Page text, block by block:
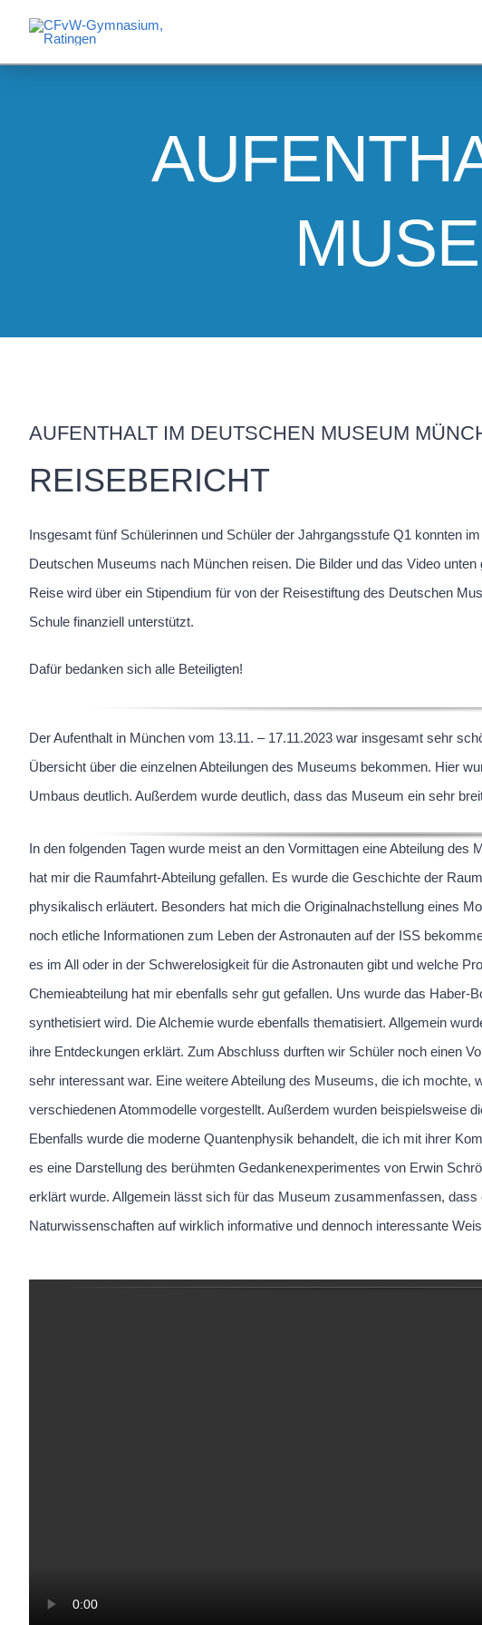
AUFENTHALT IM DEUTSCHEN MUSEUM
REISEBERICHT
Insgesamt fünf Schülerinnen und Schüler der Jahrgangsstufe Q1 konnten
Deutschen Museums nach München reisen. Die Bilder und das Video
Reise wird über ein Stipendium für von der Reisestiftung des Deutschen
Schule finanziell unterstützt.
Dafür bedanken sich alle Beteiligten!
Der Aufenthalt in München vom 13.11. – 17.11.2023 war insgesamt sehr
Übersicht über die einzelnen Abteilungen des Museums bekommen. Hier
Umbaus deutlich. Außerdem wurde deutlich, dass das Museum ein sehr
In den folgenden Tagen wurde meist an den Vormittagen eine Abteilung
hat mir die Raumfahrt-Abteilung gefallen. Es wurde die Geschichte der
physikalisch erläutert. Besonders hat mich die Originalnachstellung eines
noch etliche Informationen zum Leben der Astronauten auf der ISS
es im All oder in der Schwerelosigkeit für die Astronauten gibt und welche
Chemieabteilung hat mir ebenfalls sehr gut gefallen. Uns wurde das Haber-
synthetisiert wird. Die Alchemie wurde ebenfalls thematisiert. Allgemein
ihre Entdeckungen erklärt. Zum Abschluss durften wir Schüler noch einen
sehr interessant war. Eine weitere Abteilung des Museums, die ich mochte,
verschiedenen Atommodelle vorgestellt. Außerdem wurden beispielsweise
Ebenfalls wurde die moderne Quantenphysik behandelt, die ich mit ihrer
es eine Darstellung des berühmten Gedankenexperimentes von Erwin
erklärt wurde. Allgemein lässt sich für das Museum zusammenfassen, dass
Naturwissenschaften auf wirklich informative und dennoch interessante